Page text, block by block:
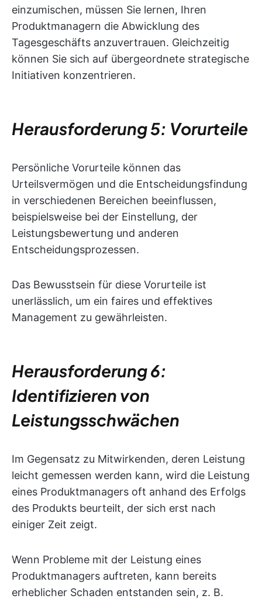
einzumischen, müssen Sie lernen, Ihren
Produktmanagern die Abwicklung des
Tagesgeschäfts anzuvertrauen. Gleichzeitig
können Sie sich auf übergeordnete strategische
Initiativen konzentrieren.
Herausforderung 5: Vorurteile
Persönliche Vorurteile können das
Urteilsvermögen und die Entscheidungsfindung
in verschiedenen Bereichen beeinflussen,
beispielsweise bei der Einstellung, der
Leistungsbewertung und anderen
Entscheidungsprozessen.
Das Bewusstsein für diese Vorurteile ist
unerlässlich, um ein faires und effektives
Management zu gewährleisten.
Herausforderung 6:
Identifizieren von
Leistungsschwächen
Im Gegensatz zu Mitwirkenden, deren Leistung
leicht gemessen werden kann, wird die Leistung
eines Produktmanagers oft anhand des Erfolgs
des Produkts beurteilt, der sich erst nach
einiger Zeit zeigt.
Wenn Probleme mit der Leistung eines
Produktmanagers auftreten, kann bereits
erheblicher Schaden entstanden sein, z. B.